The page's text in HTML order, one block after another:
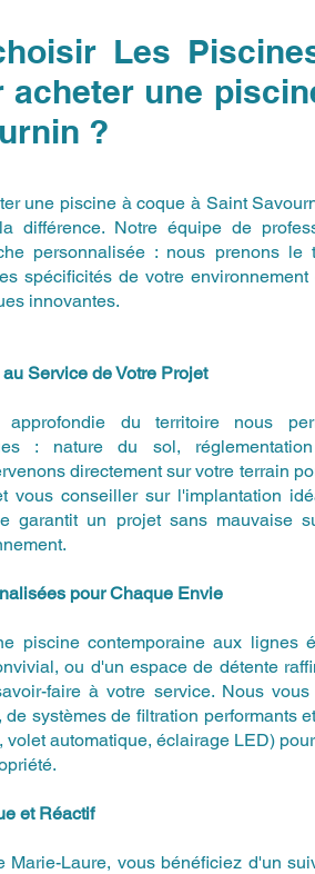
Les
acheter une
?
une piscine à coque à Saint
différence. Notre équipe de
personnalisée : nous prenons le
spécificités de votre
innovantes.
Service de Votre Projet
approfondie du territoire nous
: nature du sol,
directement sur votre terrain
vous conseiller sur l'implantation
garantit un projet sans mauvaise
pour Chaque Envie
piscine contemporaine aux lignes
ou d'un espace de détente
faire à votre service. Nous
systèmes de filtration performants
volet automatique, éclairage LED)
et Réactif
Marie-Laure, vous bénéficiez d'un